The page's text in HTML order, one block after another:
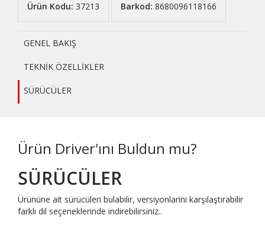
Ürün Kodu: 37213 Barkod: 8680096118166
GENEL BAKIŞ
TEKNİK ÖZELLİKLER
SÜRÜCÜLER
Ürün Driver'ını Buldun mu?
SÜRÜCÜLER
Ürününe ait sürücüleri bulabilir, versiyonlarini karşılaştırabilir
farklı dil seçeneklerinde indirebilirsiniz..